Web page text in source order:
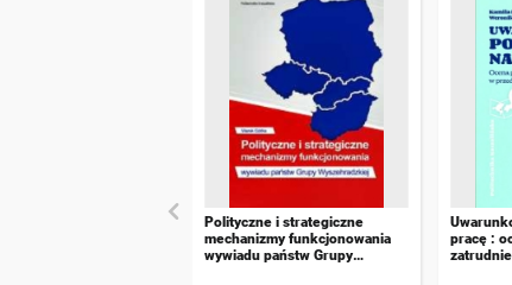
Polityczne i strategiczne
mechanizmy funkcjonowania
wywiadu państw Grupy
pracę :